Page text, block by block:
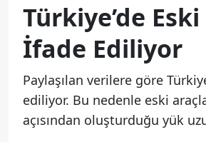
Türkiye’de
İfade Ediliyor
Paylaşılan verilere göre
ediliyor. Bu nedenle eski
açısından oluşturduğu yük